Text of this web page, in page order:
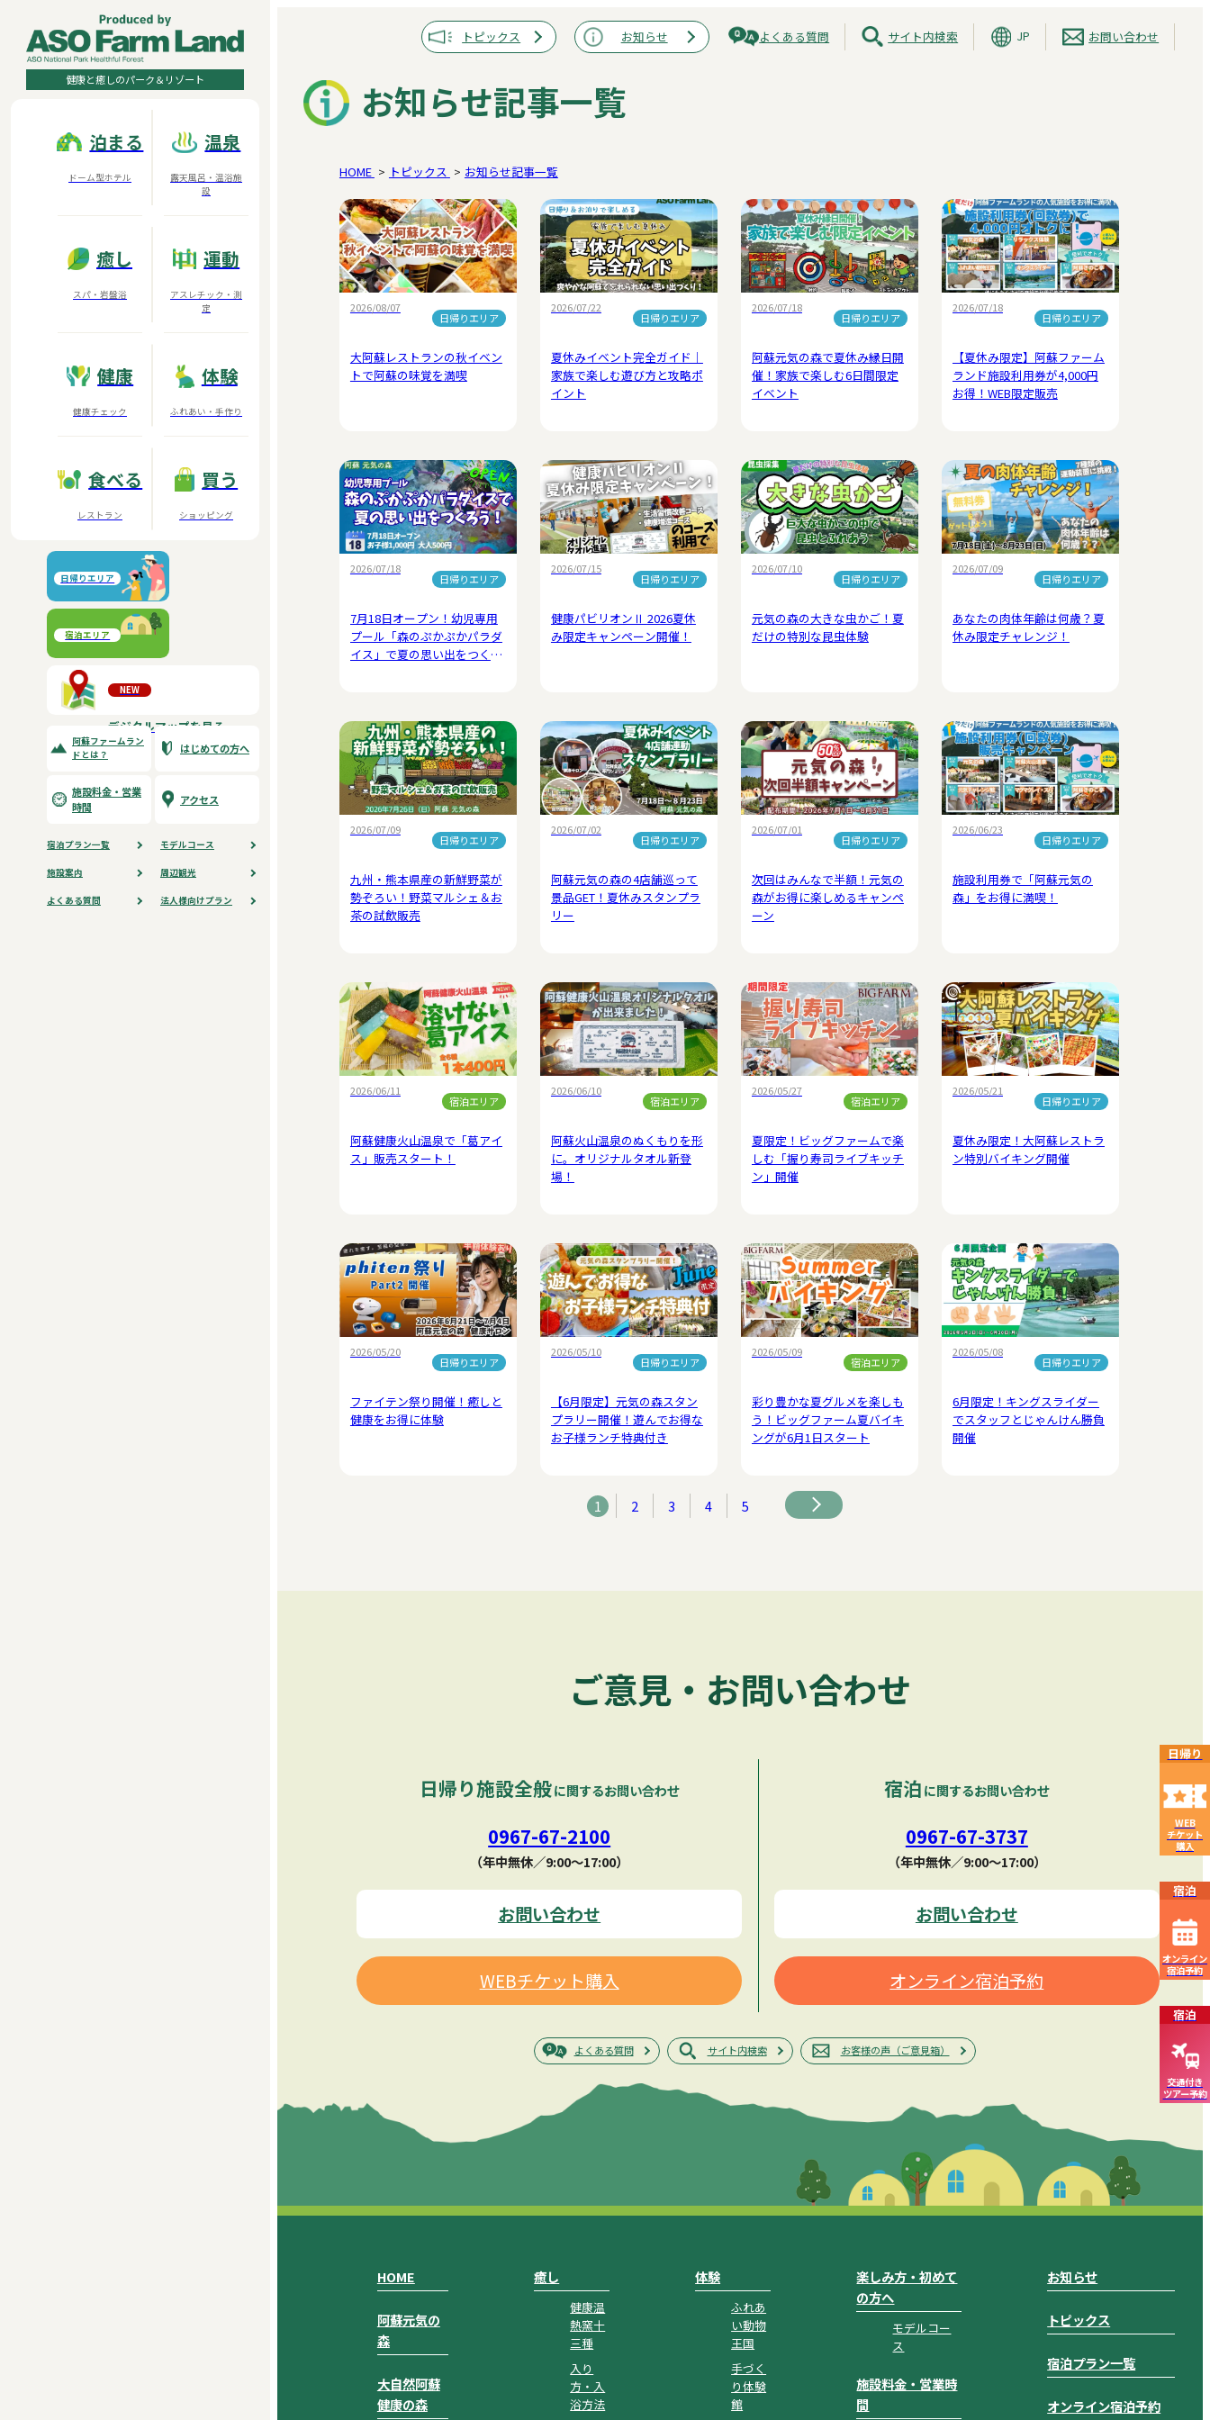
健康と癒しのパーク＆リゾート
泊まる
ドーム型ホテル
温泉
露天風呂・温浴施
設
癒し
スパ・岩盤浴
運動
アスレチック・測
定
健康
健康チェック
体験
ふれあい・手作り
食べる
レストラン
買う
ショッピング
日帰りエリア
阿蘇元気の森
宿泊エリア
大自然阿蘇健康の森
NEW
デジタルマップを見る
阿蘇ファームラン
ドとは？
はじめての方へ
施設料金・営業
時間
アクセス
宿泊プラン⼀覧 モデルコース
施設案内 周辺観光
よくある質問 法人様向けプラン
トピックス お知らせ よくある質問 サイト内検索 JP お問い合わせ
お知らせ記事一覧
HOME トピックス お知らせ記事一覧
2026/08/07
日帰りエリア
大阿蘇レストランの秋イベン
トで阿蘇の味覚を満喫
2026/07/22
日帰りエリア
夏休みイベント完全ガイド｜
家族で楽しむ遊び方と攻略ポ
イント
2026/07/18
日帰りエリア
阿蘇元気の森で夏休み縁日開
催！家族で楽しむ6日間限定
イベント
2026/07/18
日帰りエリア
【夏休み限定】阿蘇ファーム
ランド施設利用券が4,000円
お得！WEB限定販売
2026/07/18
日帰りエリア
7月18日オープン！幼児専用
プール「森のぷかぷかパラダ
イス」で夏の思い出をつくろ
2026/07/15
日帰りエリア
健康パビリオンⅡ 2026夏休
み限定キャンペーン開催！
2026/07/10
日帰りエリア
元気の森の大きな虫かご！夏
だけの特別な昆虫体験
2026/07/09
日帰りエリア
あなたの肉体年齢は何歳？夏
休み限定チャレンジ！
2026/07/09
日帰りエリア
九州・熊本県産の新鮮野菜が
勢ぞろい！野菜マルシェ＆お
茶の試飲販売
2026/07/02
日帰りエリア
阿蘇元気の森の4店舗巡って
景品GET！夏休みスタンプラ
リー
2026/07/01
日帰りエリア
次回はみんなで半額！元気の
森がお得に楽しめるキャンペ
ーン
2026/06/23
日帰りエリア
施設利用券で「阿蘇元気の
森」をお得に満喫！
2026/06/11
宿泊エリア
阿蘇健康火山温泉で「葛アイ
ス」販売スタート！
2026/06/10
宿泊エリア
阿蘇火山温泉のぬくもりを形
に。オリジナルタオル新登
場！
2026/05/27
宿泊エリア
夏限定！ビッグファームで楽
しむ「握り寿司ライブキッチ
ン」開催
2026/05/21
日帰りエリア
夏休み限定！大阿蘇レストラ
ン特別バイキング開催
2026/05/20
日帰りエリア
ファイテン祭り開催！癒しと
健康をお得に体験
2026/05/10
日帰りエリア
【6月限定】元気の森スタン
プラリー開催！遊んでお得な
お子様ランチ特典付き
2026/05/09
宿泊エリア
彩り豊かな夏グルメを楽しも
う！ビッグファーム夏バイキ
ングが6月1日スタート
2026/05/08
日帰りエリア
6月限定！キングスライダー
でスタッフとじゃんけん勝負
開催
1 2 3 4 5
日帰り
WEB
チケット
購入
宿泊
オンライン
宿泊予約
宿泊
交通付き
ツアー予約
ご意見・お問い合わせ
日帰り施設全般に関するお問い合わせ
0967-67-2100
（年中無休／9:00〜17:00）
お問い合わせ
WEBチケット購入
宿泊に関するお問い合わせ
0967-67-3737
（年中無休／9:00〜17:00）
お問い合わせ
オンライン宿泊予約
よくある質問 サイト内検索 お客様の声（ご意見箱）
HOME
阿蘇元気の
森
大自然阿蘇
健康の森
癒し
健康温
熱窯十
三種
入り
方・入
浴方法
体験
ふれあ
い動物
王国
手づく
り体験
館
楽しみ方・初めて
の方へ
モデルコー
ス
施設料金・営業時
間
お知らせ
トピックス
宿泊プラン一覧
オンライン宿泊予約